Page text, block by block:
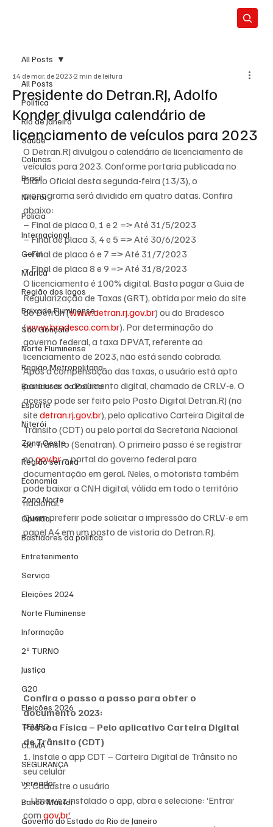
All Posts
Política
Rio de Janeiro
Saúde
Colunas
Brasil
Niterói
Polícia
Internacional
Geral
Maricá
Região dos lagos
Baixada Fluminense
São Gonçalo
Norte Fluminense
Região Metropolitana
Bastidores da Política
Esporte
Niterói
Zona Oeste
Região serrana
Economia
Zona Norte
Opinião
Bastidores da política
Entretenimento
Serviço
Eleições 2024
Norte Fluminense
Informação
2º TURNO
Justiça
G20
Eleições 2026
TEMPO
CLIMA
SEGURANÇA
vereador
Banco Master
Governo do Estado do Rio de Janeiro
All Posts
Presidente do Detran.RJ, Adolfo
Konder divulga calendário de
licenciamento de veículos para 2023
14 de mar. de 2023 2 min de leitura
O Detran.RJ divulgou o calendário de licenciamento de
veículos para 2023. Conforme portaria publicada no
Diário Oficial desta segunda-feira (13/3), o
cronograma será dividido em quatro datas. Confira
abaixo:
– Final de placa 0, 1 e 2 => Até 31/5/2023
– Final de placa 3, 4 e 5 => Até 30/6/2023
– Final de placa 6 e 7 => Até 31/7/2023
– Final de placa 8 e 9 => Até 31/8/2023
O licenciamento é 100% digital. Basta pagar a Guia de
Regularização de Taxas (GRT), obtida por meio do site
do Detran (www.detran.rj.gov.br) ou do Bradesco
(www.bradesco.com.br). Por determinação do
governo federal, a taxa DPVAT, referente ao
licenciamento de 2023, não está sendo cobrada.
Após a compensação das taxas, o usuário está apto
para usar o documento digital, chamado de CRLV-e. O
acesso pode ser feito pelo Posto Digital Detran.RJ (no
site detran.rj.gov.br), pelo aplicativo Carteira Digital de
Trânsito (CDT) ou pelo portal da Secretaria Nacional
de Trânsito (Senatran). O primeiro passo é se registrar
no gov.br – portal do governo federal para
documentação em geral. Neles, o motorista também
pode baixar a CNH digital, válida em todo o território
nacional.
Quem preferir pode solicitar a impressão do CRLV-e em
papel A4 em um posto de vistoria do Detran.RJ.
Confira o passo a passo para obter o
documento 2023:
Pessoa Física – Pelo aplicativo Carteira Digital
de Trânsito (CDT)
1. Instale o app CDT – Carteira Digital de Trânsito no
seu celular
2. Cadastre o usuário
– Uma vez instalado o app, abra e selecione: ‘Entrar
com gov.br‘